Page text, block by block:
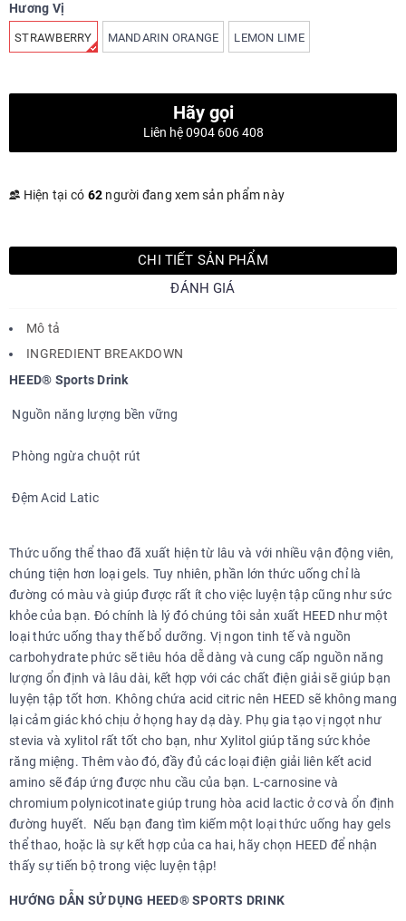
Hương Vị
STRAWBERRY MANDARIN ORANGE LEMON LIME
Hãy gọi
Liên hệ 0904 606 408
Hiện tại có 62 người đang xem sản phẩm này
CHI TIẾT SẢN PHẨM
ĐÁNH GIÁ
Mô tả
INGREDIENT BREAKDOWN
HEED® Sports Drink
Nguồn năng lượng bền vững
Phòng ngừa chuột rút
Đệm Acid Latic
Thức uống thể thao đã xuất hiện từ lâu và với nhiều vận động viên,
chúng tiện hơn loại gels. Tuy nhiên, phần lớn thức uống chỉ là
đường có màu và giúp được rất ít cho việc luyện tập cũng như sức
khỏe của bạn. Đó chính là lý đó chúng tôi sản xuất HEED như một
loại thức uống thay thế bổ dưỡng. Vị ngon tinh tế và nguồn
carbohydrate phức sẽ tiêu hóa dễ dàng và cung cấp nguồn năng
lượng ổn định và lâu dài, kết hợp với các chất điện giải sẽ giúp bạn
luyện tập tốt hơn. Không chứa acid citric nên HEED sẽ không mang
lại cảm giác khó chịu ở họng hay dạ dày. Phụ gia tạo vị ngọt như
stevia và xylitol rất tốt cho bạn, như Xylitol giúp tăng sức khỏe
răng miệng. Thêm vào đó, đầy đủ các loại điện giải liên kết acid
amino sẽ đáp ứng được nhu cầu của bạn. L-carnosine và
chromium polynicotinate giúp trung hòa acid lactic ở cơ và ổn định
đường huyết. Nếu bạn đang tìm kiếm một loại thức uống hay gels
thể thao, hoặc là sự kết hợp của ca hai, hãy chọn HEED để nhận
thấy sự tiến bộ trong việc luyện tập!
HƯỚNG DẪN SỬ DỤNG HEED® SPORTS DRINK